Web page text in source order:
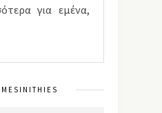
για εμένα,